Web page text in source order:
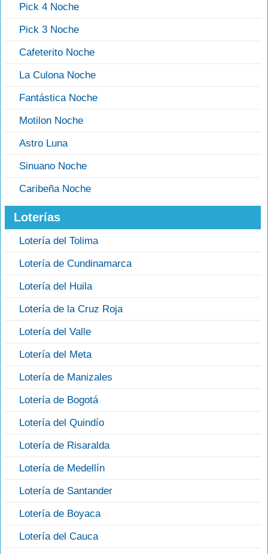
Pick 4 Noche
Pick 3 Noche
Cafeterito Noche
La Culona Noche
Fantástica Noche
Motilon Noche
Astro Luna
Sinuano Noche
Caribeña Noche
Loterías
Lotería del Tolima
Lotería de Cundinamarca
Lotería del Huila
Lotería de la Cruz Roja
Lotería del Valle
Lotería del Meta
Lotería de Manizales
Lotería de Bogotá
Lotería del Quindío
Lotería de Risaralda
Lotería de Medellín
Lotería de Santander
Lotería de Boyaca
Lotería del Cauca